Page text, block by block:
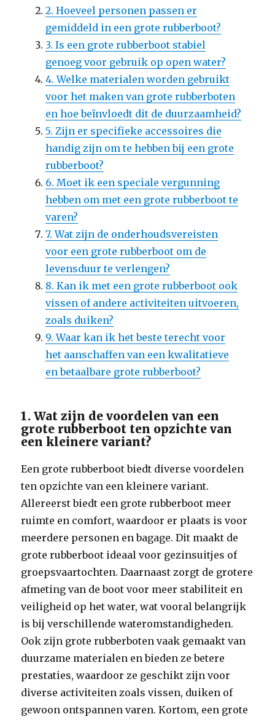
2. Hoeveel personen passen er
gemiddeld in een grote rubberboot?
3. Is een grote rubberboot stabiel
genoeg voor gebruik op open water?
4. Welke materialen worden gebruikt
voor het maken van grote rubberboten
en hoe beïnvloedt dit de duurzaamheid?
5. Zijn er specifieke accessoires die
handig zijn om te hebben bij een grote
rubberboot?
6. Moet ik een speciale vergunning
hebben om met een grote rubberboot te
varen?
7. Wat zijn de onderhoudsvereisten
voor een grote rubberboot om de
levensduur te verlengen?
8. Kan ik met een grote rubberboot ook
vissen of andere activiteiten uitvoeren,
zoals duiken?
9. Waar kan ik het beste terecht voor
het aanschaffen van een kwalitatieve
en betaalbare grote rubberboot?
1. Wat zijn de voordelen van een
grote rubberboot ten opzichte van
een kleinere variant?
Een grote rubberboot biedt diverse voordelen
ten opzichte van een kleinere variant.
Allereerst biedt een grote rubberboot meer
ruimte en comfort, waardoor er plaats is voor
meerdere personen en bagage. Dit maakt de
grote rubberboot ideaal voor gezinsuitjes of
groepsvaartochten. Daarnaast zorgt de grotere
afmeting van de boot voor meer stabiliteit en
veiligheid op het water, wat vooral belangrijk
is bij verschillende wateromstandigheden.
Ook zijn grote rubberboten vaak gemaakt van
duurzame materialen en bieden ze betere
prestaties, waardoor ze geschikt zijn voor
diverse activiteiten zoals vissen, duiken of
gewoon ontspannen varen. Kortom, een grote